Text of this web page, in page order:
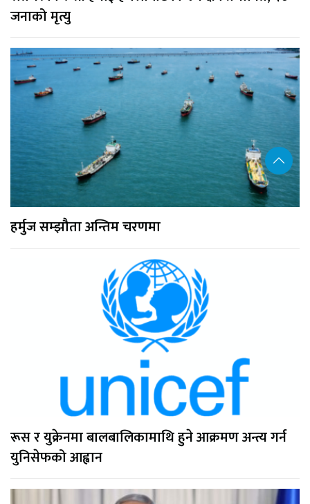
जनाको मृत्यु
हर्मुज सम्झौता अन्तिम चरणमा
रूस र युक्रेनमा बालबालिकामाथि हुने आक्रमण अन्त्य गर्न
युनिसेफको आह्वान